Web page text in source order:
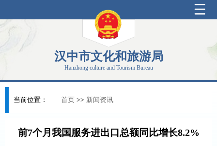
汉中市文化和旅游局
Hanzhong culture and Tourism Bureau
当前位置： 首页 >> 新闻资讯
前7个月我国服务进出口总额同比增长8.2%